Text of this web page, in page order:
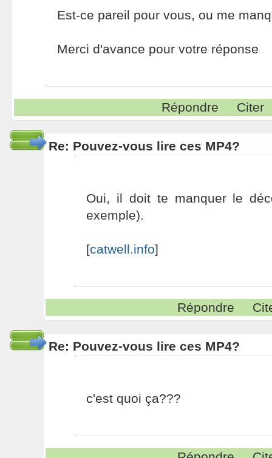
Est-ce pareil pour vous, ou me
Merci d'avance pour votre réponse
Répondre Citer
Re: Pouvez-vous lire ces MP4?
Oui, il doit te manquer le
exemple).
[catwell.info]
Répondre
Re: Pouvez-vous lire ces MP4?
c'est quoi ça???